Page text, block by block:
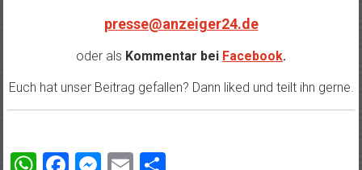
presse@anzeiger24.de
oder als Kommentar bei Facebook.
Euch hat unser Beitrag gefallen? Dann liked und teilt ihn gerne.